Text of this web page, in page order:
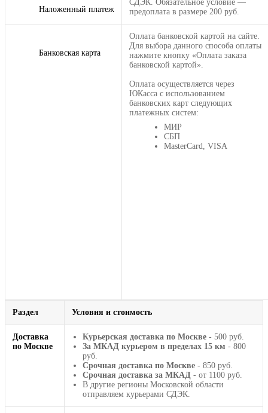
Наложенный платеж
СДЭК. Обязательное условие —
предоплата в размере 200 руб.
Банковская карта
Оплата банковской картой на сайте.
Для выбора данного способа оплаты
нажмите кнопку «Оплата заказа
банковской картой».
Оплата осуществляется через
ЮКасса с использованием
банковских карт следующих
платежных систем:
МИР
СБП
MasterCard, VISA
Раздел Условия и стоимость
Доставка
по Москве
Курьерская доставка по Москве - 500 руб.
За МКАД курьером в пределах 15 км - 800
руб.
Срочная доставка по Москве - 850 руб.
Срочная доставка за МКАД - от 1100 руб.
В другие регионы Московской области
отправляем курьерами СДЭК.